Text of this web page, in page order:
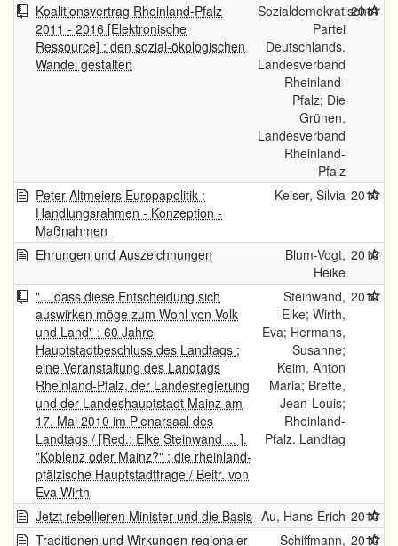
Koalitionsvertrag Rheinland-Pfalz
2011 - 2016 [Elektronische
Ressource] : den sozial-ökologischen
Wandel gestalten
Sozialdemokratische
Partei
Deutschlands.
Landesverband
Rheinland-
Pfalz; Die
Grünen.
Landesverband
Rheinland-
Pfalz
2011
Peter Altmeiers Europapolitik :
Handlungsrahmen - Konzeption -
Maßnahmen
Keiser, Silvia 2010
Ehrungen und Auszeichnungen
Blum-Vogt,
Heike
2010
"... dass diese Entscheidung sich
auswirken möge zum Wohl von Volk
und Land" : 60 Jahre
Hauptstadtbeschluss des Landtags ;
eine Veranstaltung des Landtags
Rheinland-Pfalz, der Landesregierung
und der Landeshauptstadt Mainz am
17. Mai 2010 im Plenarsaal des
Landtags / [Red.: Elke Steinwand ... ].
"Koblenz oder Mainz?" : die rheinland-
pfälzische Hauptstadtfrage / Beitr. von
Eva Wirth
Steinwand,
Elke; Wirth,
Eva; Hermans,
Susanne;
Keim, Anton
Maria; Brette,
Jean-Louis;
Rheinland-
Pfalz. Landtag
2010
Jetzt rebellieren Minister und die Basis Au, Hans-Erich 2010
Traditionen und Wirkungen regionaler
Schiffmann, 2010